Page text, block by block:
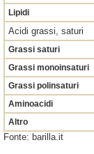
Lipidi
Acidi grassi, saturi
Grassi saturi
Grassi monoinsaturi
Grassi polinsaturi
Aminoacidi
Altro
Fonte: barilla.it